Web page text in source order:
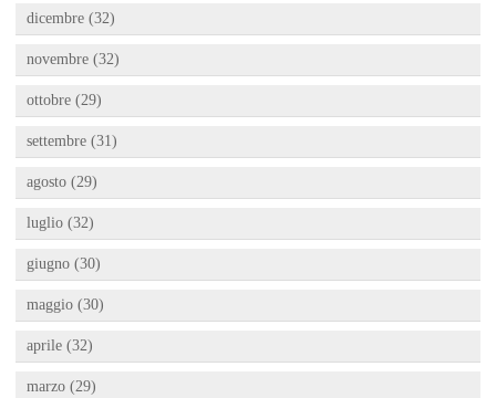
dicembre (32)
novembre (32)
ottobre (29)
settembre (31)
agosto (29)
luglio (32)
giugno (30)
maggio (30)
aprile (32)
marzo (29)